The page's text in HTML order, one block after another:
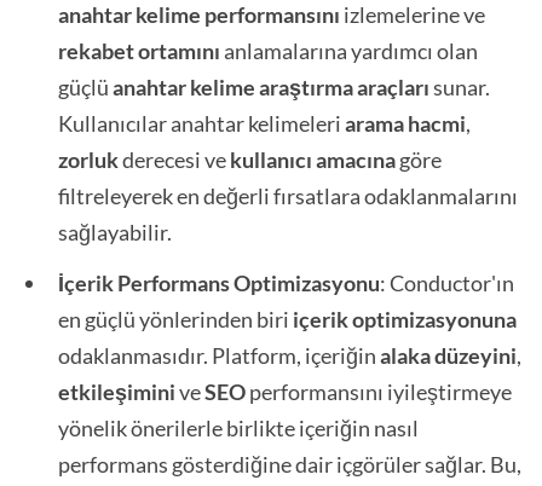
anahtarkelime performansını izlemelerine ve
rekabet ortamını anlamalarına yardımcı olan
güçlüanahtarkelime araştırma araçlarısunar.
Kullanıcılar anahtar kelimeleriarama hacmi,
zorlukderecesi vekullanıcı amacınagöre
filtreleyerek en değerli fırsatlara odaklanmalarını
sağlayabilir.
İçerik Performans Optimizasyonu: Conductor'ın
en güçlü yönlerinden biri içerik optimizasyonuna
odaklanmasıdır. Platform, içeriğinalaka düzeyini,
etkileşiminiveSEOperformansını iyileştirmeye
yönelik önerilerle birlikte içeriğin nasıl
performans gösterdiğine dair içgörüler sağlar. Bu,